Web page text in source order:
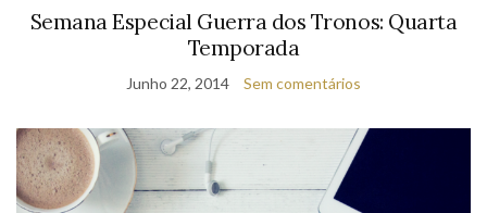
Semana Especial Guerra dos Tronos: Quarta
Temporada
Junho 22, 2014 Sem comentários